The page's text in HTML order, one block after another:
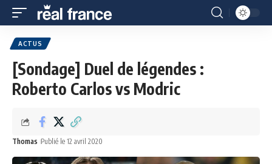
ACTUS
[Sondage] Duel de légendes :
Roberto Carlos vs Modric
Thomas Publié le 12 avril 2020